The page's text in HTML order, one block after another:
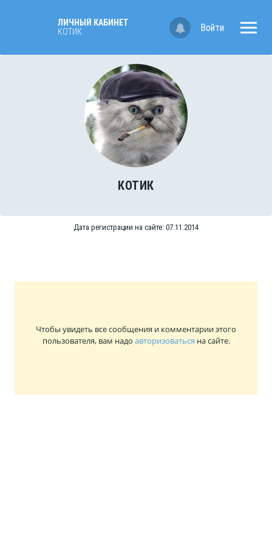
ЛИЧНЫЙ КАБИНЕТ
КОТИК
Войти
КОТИК
Дата регистрации на сайте: 07.11.2014
Чтобы увидеть все сообщения и комментарии этого
пользователя, вам надо авторизоваться на сайте.